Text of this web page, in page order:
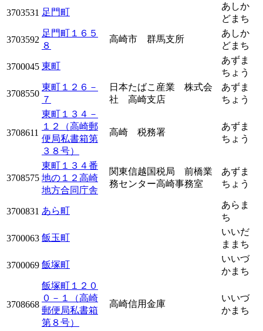
3703531 足門町
あしか
どまち
3703592
足門町１６５
８
高崎市 群馬支所
あしか
どまち
3700045 東町
あずま
ちょう
3708550
東町１２６－
７
日本たばこ産業 株式会
社 高崎支店
あずま
ちょう
3708611
東町１３４－
１２（高崎郵
便局私書箱第
３８号）
高崎 税務署
あずま
ちょう
3708575
東町１３４番
地の１２高崎
地方合同庁舎
関東信越国税局 前橋業
務センター高崎事務室
あずま
ちょう
3700831 あら町
あらま
ち
3700063 飯玉町
いいだ
ままち
3700069 飯塚町
いいづ
かまち
3708668
飯塚町１２０
０－１（高崎
郵便局私書箱
第８号）
高崎信用金庫
いいづ
かまち